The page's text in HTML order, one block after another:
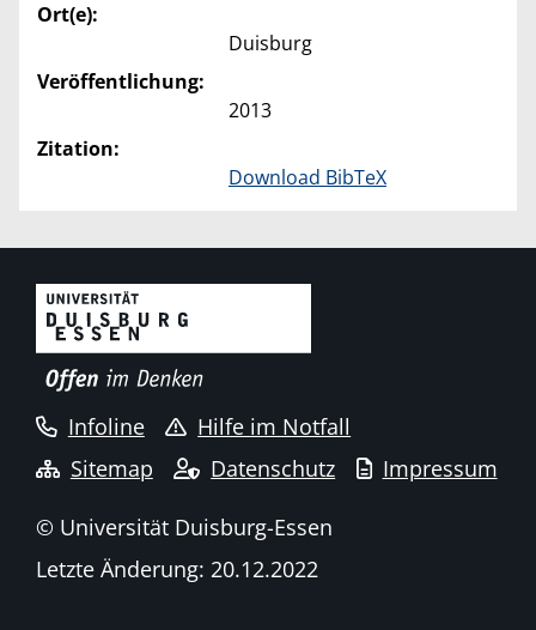
Ort(e):
Duisburg
Veröffentlichung:
2013
Zitation:
Download BibTeX
Infoline
Hilfe im Notfall
Sitemap
Datenschutz Impressum
© Universität Duisburg-Essen
Letzte Änderung: 20.12.2022